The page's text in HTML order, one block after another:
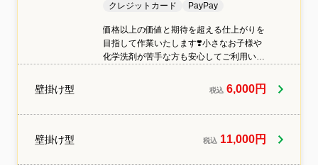
クレジットカード
PayPay
価格以上の価値と期待を超える仕上がりを
目指して作業いたします❣️小さなお子様や
化学洗剤が苦手な方も安心してご利用いた
10年■大手ハウスクリーニング専門店での
経験あり■損害保険加入済み■無料アフター
ーまで責任を持って丁寧に対応いたしま
壁掛け型 税込 6,000円
壁掛け型 税込 11,000円